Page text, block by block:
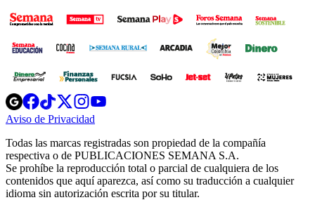
Opens
in
new
Opens
in
new
Opens
in
new
window
Opens
new
windowwindow
Aviso de Privacidad
new
window
Todas las marcas registradas son propiedad de la compañía
respectiva o de PUBLICACIONES SEMANA S.A.
Se prohíbe la reproducción total o parcial de cualquiera de los
contenidos que aquí aparezca, así como su traducción a cualquier
idioma sin autorización escrita por su titular.